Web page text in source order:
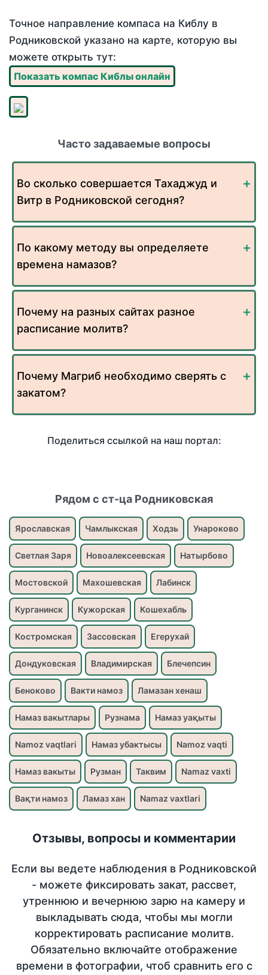
Точное направление компаса на Киблу в
Родниковской указано на карте, которую вы
можете открыть тут:
Показать компас Киблы онлайн
Часто задаваемые вопросы
Во сколько совершается Тахаджуд и
Витр в Родниковской сегодня?
По какому методу вы определяете
времена намазов?
Почему на разных сайтах разное
расписание молитв?
Почему Магриб необходимо сверять с
закатом?
Поделиться ссылкой на наш портал:
Рядом с ст-ца Родниковская
Ярославская Чамлыкская Ходзь Унароково
Светлая Заря Новоалексеевская Натырбово
Мостовской Махошевская Лабинск
Курганинск Кужорская Кошехабль
Костромская Зассовская Егерухай
Дондуковская Владимирская Блечепсин
Беноково Вакти намоз Ламазан хенаш
Намаз вакытлары Рузнама Намаз уақыты
Namoz vaqtlari Намаз убактысы Namoz vaqti
Намаз вакыты Рузман Таквим Namaz vaxti
Вақти намоз Ламаз хан Namaz vaxtlari
Отзывы, вопросы и комментарии
Если вы ведете наблюдения в Родниковской
- можете фиксировать закат, рассвет,
утреннюю и вечернюю зарю на камеру и
выкладывать сюда, чтобы мы могли
корректировать расписание молитв.
Обязательно включайте отображение
времени в фотографии, чтоб сравнить его с